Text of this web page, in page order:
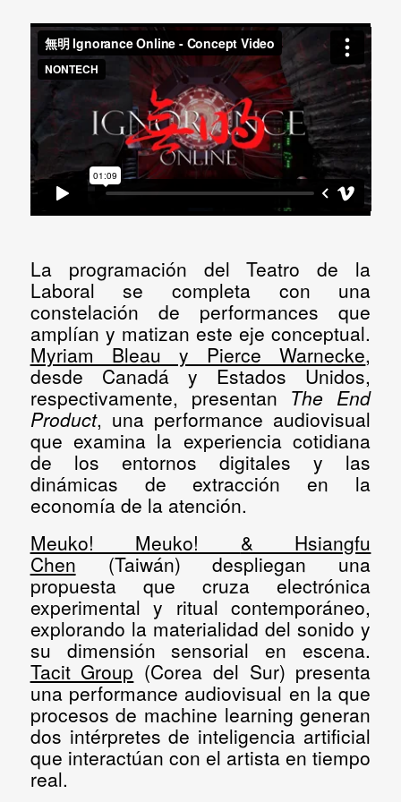
La programación del Teatro de la
Laboral se completa con una
constelación de performances que
amplían y matizan este eje conceptual.
Myriam Bleau y Pierce Warnecke,
desde Canadá y Estados Unidos,
respectivamente, presentan The End
Product, una performance audiovisual
que examina la experiencia cotidiana
de los entornos digitales y las
dinámicas de extracción en la
economía de la atención.
Meuko! Meuko! & Hsiangfu
Chen (Taiwán) despliegan una
propuesta que cruza electrónica
experimental y ritual contemporáneo,
explorando la materialidad del sonido y
su dimensión sensorial en escena.
Tacit Group (Corea del Sur) presenta
una performance audiovisual en la que
procesos de machine learning generan
dos intérpretes de inteligencia artificial
que interactúan con el artista en tiempo
real.